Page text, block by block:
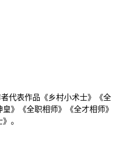
代表作品《乡村小术士》《全
》《全职相师》《全才相师》
。